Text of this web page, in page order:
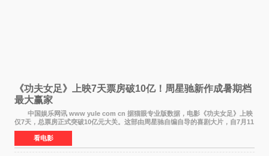
《功夫女足》上映7天票房破10亿！周星驰新作成暑期档
最大赢家
中国娱乐网讯 www yule com cn 据猫眼专业版数据，电影《功夫女足》上映
仅7天，总票房正式突破10亿元大关。这部由周星驰自编自导的喜剧大片，自7月11
日公映以来便展现出惊人的市场统治力。
看电影